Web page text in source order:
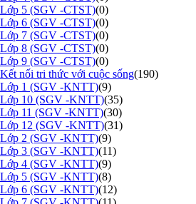
Lớp 5 (SGV -CTST)(0)
Lớp 6 (SGV -CTST)(0)
Lớp 7 (SGV -CTST)(0)
Lớp 8 (SGV -CTST)(0)
Lớp 9 (SGV -CTST)(0)
Kết nối tri thức với cuộc sống(190)
Lớp 1 (SGV -KNTT)(9)
Lớp 10 (SGV -KNTT)(35)
Lớp 11 (SGV -KNTT)(30)
Lớp 12 (SGV -KNTT)(31)
Lớp 2 (SGV -KNTT)(9)
Lớp 3 (SGV -KNTT)(11)
Lớp 4 (SGV -KNTT)(9)
Lớp 5 (SGV -KNTT)(8)
Lớp 6 (SGV -KNTT)(12)